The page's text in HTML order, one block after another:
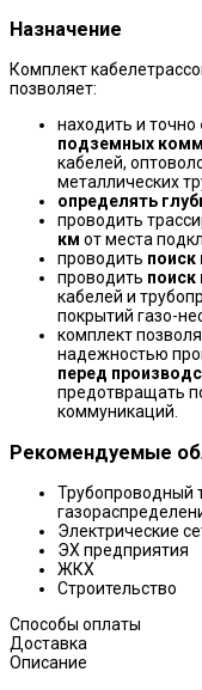
Назначение
Комплект
позволяет:
находить и точно
подземных
кабелей,
металлических
определять
проводить
км от места
проводить поиск
проводить поиск
кабелей и
покрытий газо-
комплект
надежностью
перед
предотвращать
коммуникаций.
Рекомендуемые
Трубопроводный
Электрические
ЭХ предприятия
ЖКХ
Строительство
Способы оплаты
Доставка
Описание